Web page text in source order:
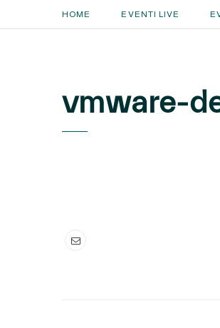
HOME EVENTI LIVE
vmware-